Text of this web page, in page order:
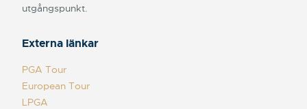
utgångspunkt.
Externa länkar
PGA Tour
European Tour
LPGA